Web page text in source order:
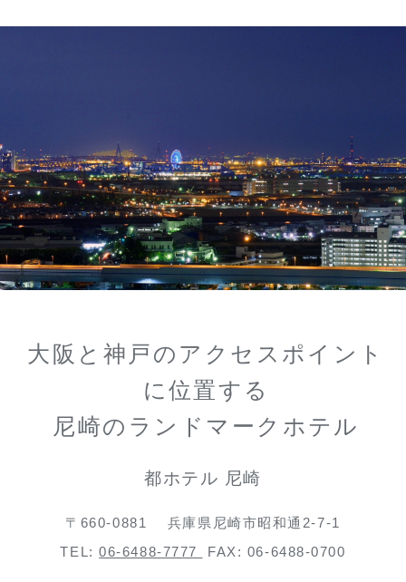
大阪と神戸のアクセスポイント
に位置する
尼崎のランドマークホテル
都ホテル 尼崎
〒660-0881
兵庫県尼崎市昭和通2-7-1
TEL:06-6488-7777 FAX: 06-6488-0700